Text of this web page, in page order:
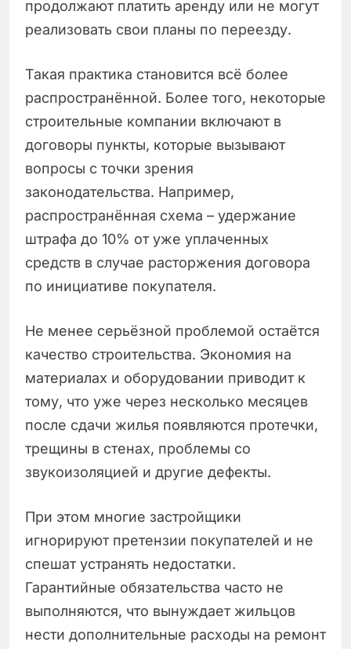
продолжают платить аренду или не могут
реализовать свои планы по переезду.
Такая практика становится всё более
распространённой. Более того, некоторые
строительные компании включают в
договоры пункты, которые вызывают
вопросы с точки зрения
законодательства. Например,
распространённая схема – удержание
штрафа до 10% от уже уплаченных
средств в случае расторжения договора
по инициативе покупателя.
Не менее серьёзной проблемой остаётся
качество строительства. Экономия на
материалах и оборудовании приводит к
тому, что уже через несколько месяцев
после сдачи жилья появляются протечки,
трещины в стенах, проблемы со
звукоизоляцией и другие дефекты.
При этом многие застройщики
игнорируют претензии покупателей и не
спешат устранять недостатки.
Гарантийные обязательства часто не
выполняются, что вынуждает жильцов
нести дополнительные расходы на ремонт